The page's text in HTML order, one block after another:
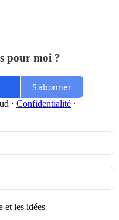
pour moi ?
S'abonner
· Confidentialité ∙
et les idées